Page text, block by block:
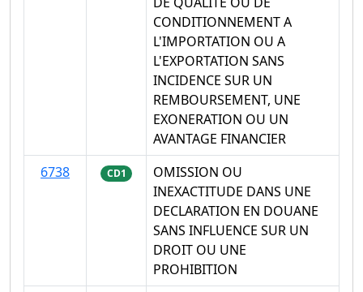
CONDITIONNEMENT A
L'IMPORTATION OU A
L'EXPORTATION SANS
INCIDENCE SUR UN
REMBOURSEMENT, UNE
EXONERATION OU UN
AVANTAGE FINANCIER
6738
CD1
OMISSION OU
INEXACTITUDE DANS UNE
DECLARATION EN DOUANE
SANS INFLUENCE SUR UN
DROIT OU UNE
PROHIBITION